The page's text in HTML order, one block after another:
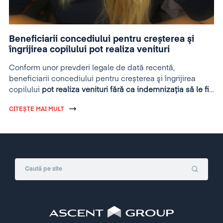
Beneficiarii concediului pentru creșterea şi
îngrijirea copilului pot realiza venituri
Conform unor prevderi legale de dată recentă,
beneficiarii concediului pentru creșterea şi îngrijirea
copilului pot realiza venituri fără ca indemnizația să le fie
CITEȘTE MAI MULT